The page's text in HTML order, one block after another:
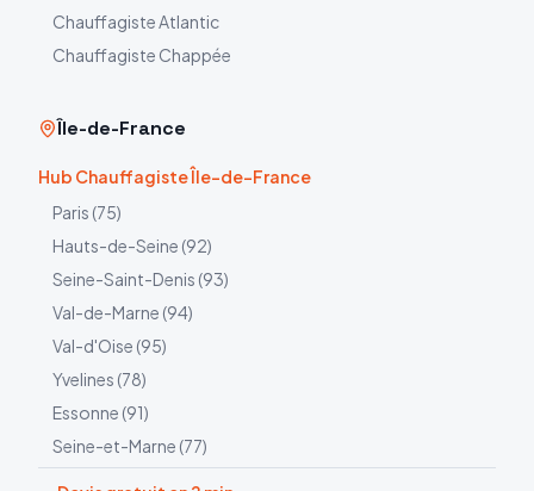
ChauffagisteAtlantic
Chauffagiste Chappée
Île-de-France
Hub Chauffagiste Île-de-France
Paris (75)
Hauts-de-Seine (92)
Seine-Saint-Denis (93)
Val-de-Marne (94)
Val-d'Oise (95)
Yvelines (78)
Essonne (91)
Seine-et-Marne (77)